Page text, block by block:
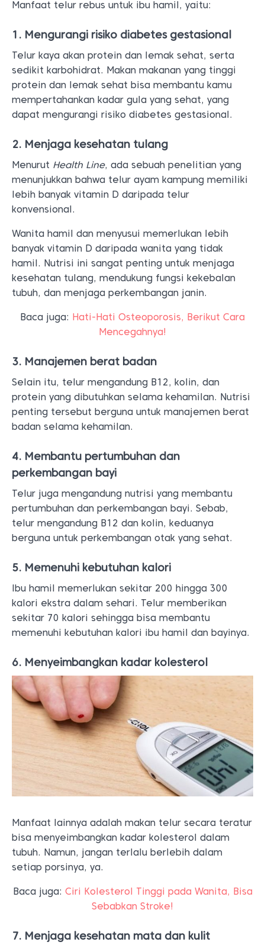
Manfaat telur rebus untuk ibu hamil, yaitu:
1. Mengurangi risiko diabetes gestasional
Telur kaya akan protein dan lemak sehat, serta
sedikit karbohidrat. Makan makanan yang tinggi
protein dan lemak sehat bisa membantu kamu
mempertahankan kadar gula yang sehat, yang
dapat mengurangi risiko diabetes gestasional.
2. Menjaga kesehatan tulang
Menurut Health Line, ada sebuah penelitian yang
menunjukkan bahwa telur ayam kampung memiliki
lebih banyak vitamin D daripada telur
konvensional.
Wanita hamil dan menyusui memerlukan lebih
banyak vitamin D daripada wanita yang tidak
hamil. Nutrisi ini sangat penting untuk menjaga
kesehatan tulang, mendukung fungsi kekebalan
tubuh, dan menjaga perkembangan janin.
Baca juga: Hati-Hati Osteoporosis, Berikut Cara
Mencegahnya!
3. Manajemen berat badan
Selain itu, telur mengandung B12, kolin, dan
protein yang dibutuhkan selama kehamilan. Nutrisi
penting tersebut berguna untuk manajemen berat
badan selama kehamilan.
4. Membantu pertumbuhan dan
perkembangan bayi
Telur juga mengandung nutrisi yang membantu
pertumbuhan dan perkembangan bayi. Sebab,
telur mengandung B12 dan kolin, keduanya
berguna untuk perkembangan otak yang sehat.
5. Memenuhi kebutuhan kalori
Ibu hamil memerlukan sekitar 200 hingga 300
kalori ekstra dalam sehari. Telur memberikan
sekitar 70 kalori sehingga bisa membantu
memenuhi kebutuhan kalori ibu hamil dan bayinya.
6. Menyeimbangkan kadar kolesterol
Manfaat lainnya adalah makan telur secara teratur
bisa menyeimbangkan kadar kolesterol dalam
tubuh. Namun, jangan terlalu berlebih dalam
setiap porsinya, ya.
Baca juga: Ciri Kolesterol Tinggi pada Wanita, Bisa
Sebabkan Stroke!
7. Menjaga kesehatan mata dan kulit